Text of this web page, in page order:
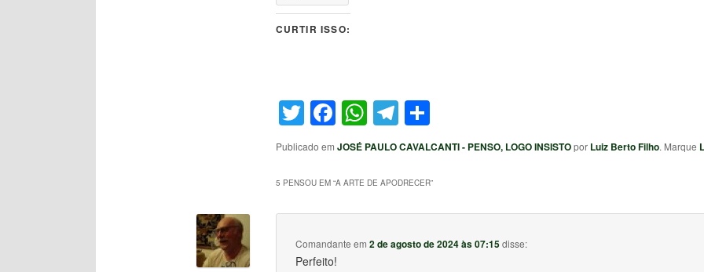
CURTIR ISSO:
Twitter
Facebook
WhatsApp
Telegram
Share
Publicado em JOSÉ PAULO CAVALCANTI - PENSO, LOGO INSISTOpor Luiz Berto Filho. Marque
5 PENSOU EM “A ARTE DE APODRECER”
Comandante em2 de agosto de 2024 às 07:15disse:
Perfeito!